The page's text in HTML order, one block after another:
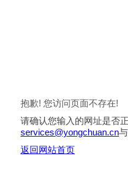
抱歉! 您访问页面不存在!
请确认您输入的网址是否
services@yongchuan.cn
返回网站首页